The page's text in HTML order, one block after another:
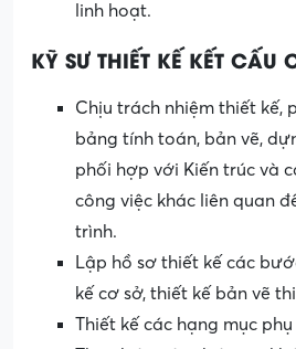
linh hoạt.
KỸ SƯ THIẾT KẾ KẾT CẤU
Chịu trách nhiệm thiết kế,
bảng tính toán, bản vẽ,
phối hợp với Kiến trúc và
công việc khác liên quan
trình.
Lập hồ sơ thiết kế các
kế cơ sở, thiết kế bản vẽ
Thiết kế các hạng mục